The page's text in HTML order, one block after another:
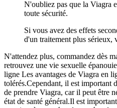
N'oubliez pas que la Viagra
toute sécurité.
Si vous avez des effets
d'un traitement plus sérieux,
N'attendez plus, commandez dès
retrouvez une vie sexuelle
ligne Les avantages de Viagra en
tolérés.Cependant, il est important
de prendre Viagra, car il peut être
état de santé général.Il est